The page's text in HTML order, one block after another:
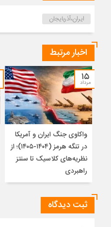
ایران،آذربایجان
اخبار مرتبط
۱۵
مرداد
واکاوی جنگ ایران و آمریکا
در تنگه هرمز (۱۴۰۴-۱۴۰۵)؛ از
نظریه‌های کلاسیک تا سنتز
راهبردی
ثبت دیدگاه